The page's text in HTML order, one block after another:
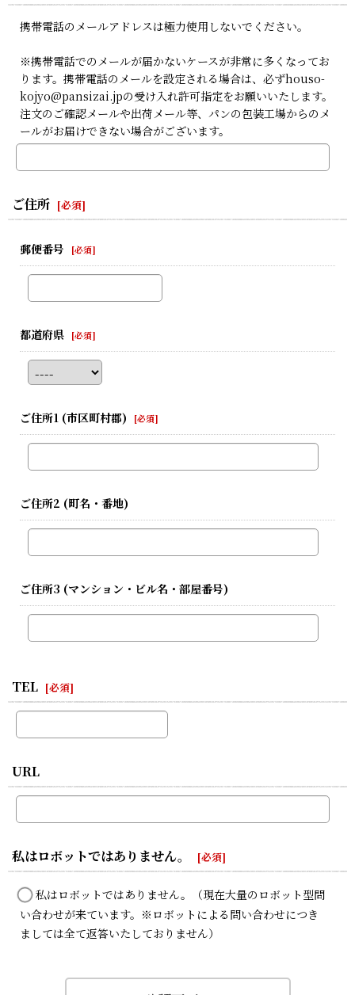
携帯電話のメールアドレスは極力使用しないでください。
※携帯電話でのメールが届かないケースが非常に多くなってお
ります。携帯電話のメールを設定される場合は、必ずhouso-
kojyo@pansizai.jpの受け入れ許可指定をお願いいたします。
注文のご確認メールや出荷メール等、パンの包装工場からのメ
ールがお届けできない場合がございます。
ご住所 [必須]
郵便番号 [必須]
都道府県 [必須]
ご住所1 (市区町村郡) [必須]
ご住所2 (町名・番地)
ご住所3 (マンション・ビル名・部屋番号)
TEL [必須]
URL
私はロボットではありません。 [必須]
私はロボットではありません。（現在大量のロボット型問
い合わせが来ています。※ロボットによる問い合わせにつき
ましては全て返答いたしておりません）